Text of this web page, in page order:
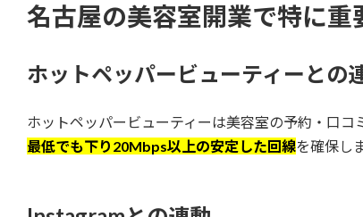
名古屋の美容室開業で特に
ホットペッパービューティーとの
ホットペッパービューティーは美容室の予約・口
最低でも下り20Mbps以上の安定した回線を確保し